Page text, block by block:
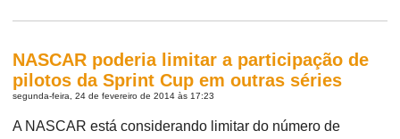
NASCAR poderia limitar a participação de
pilotos da Sprint Cup em outras séries
segunda-feira, 24 de fevereiro de 2014 às 17:23
A NASCAR está considerando limitar do número de